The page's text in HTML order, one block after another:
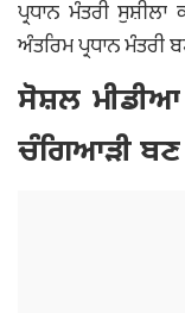
ਪ੍ਰਧਾਨ ਮੰਤਰੀ
ਅੰਤਰਿਮ ਪ੍ਰਧਾਨ ਮੰਤਰੀ
ਸੋਸ਼ਲ ਮੀਡੀਆ
ਚੰਗਿਆੜੀ